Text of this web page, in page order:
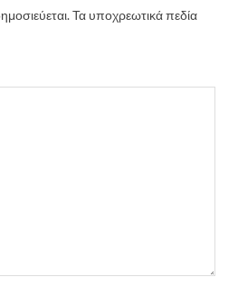
Τα υποχρεωτικά πεδία